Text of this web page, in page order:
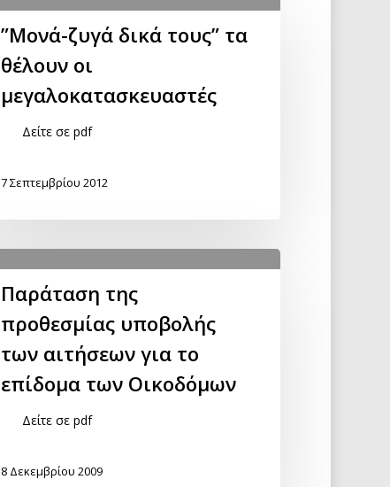
”Μονά-ζυγά δικά τους” τα
θέλουν οι
μεγαλοκατασκευαστές
Δείτε σε pdf
7 Σεπτεμβρίου 2012
Παράταση της
προθεσμίας υποβολής
των αιτήσεων για το
επίδομα των Οικοδόμων
Δείτε σε pdf
8 Δεκεμβρίου 2009